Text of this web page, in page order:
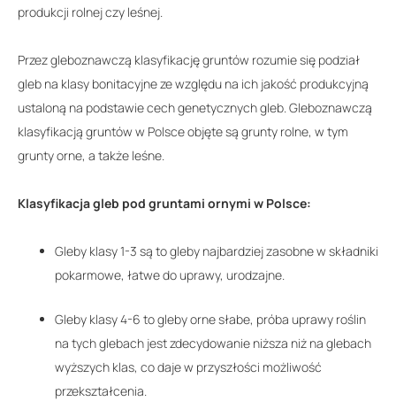
produkcji rolnej czy leśnej.
Przez gleboznawczą klasyfikację gruntów rozumie się podział
gleb na klasy bonitacyjne ze względu na ich jakość produkcyjną
ustaloną na podstawie cech genetycznych gleb. Gleboznawczą
klasyfikacją gruntów w Polsce objęte są grunty rolne, w tym
grunty orne, a także leśne.
Klasyfikacja gleb pod gruntami ornymi w Polsce:
Gleby klasy 1-3 są to gleby najbardziej zasobne w składniki
pokarmowe, łatwe do uprawy, urodzajne.
Gleby klasy 4-6 to gleby orne słabe, próba uprawy roślin
na tych glebach jest zdecydowanie niższa niż na glebach
wyższych klas, co daje w przyszłości możliwość
przekształcenia.